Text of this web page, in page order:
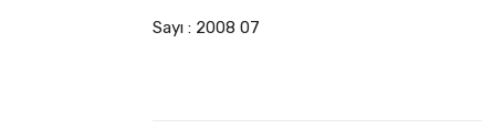
Sayı : 2008 07